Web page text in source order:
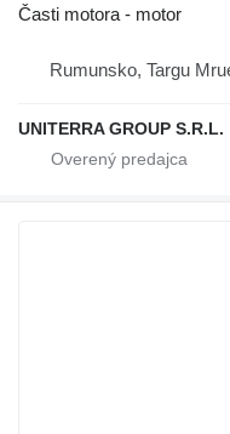
Časti motora - motor
Rumunsko, Targu
UNITERRA GROUP S.R.L.